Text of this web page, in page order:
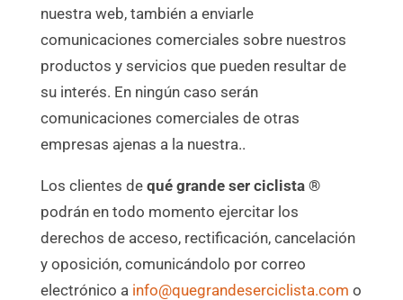
nuestra web, también a enviarle
comunicaciones comerciales sobre nuestros
productos y servicios que pueden resultar de
su interés. En ningún caso serán
comunicaciones comerciales de otras
empresas ajenas a la nuestra..
Los clientes de qué grande ser ciclista ®
podrán en todo momento ejercitar los
derechos de acceso, rectificación, cancelación
y oposición, comunicándolo por correo
electrónico a info@quegrandeserciclista.com o